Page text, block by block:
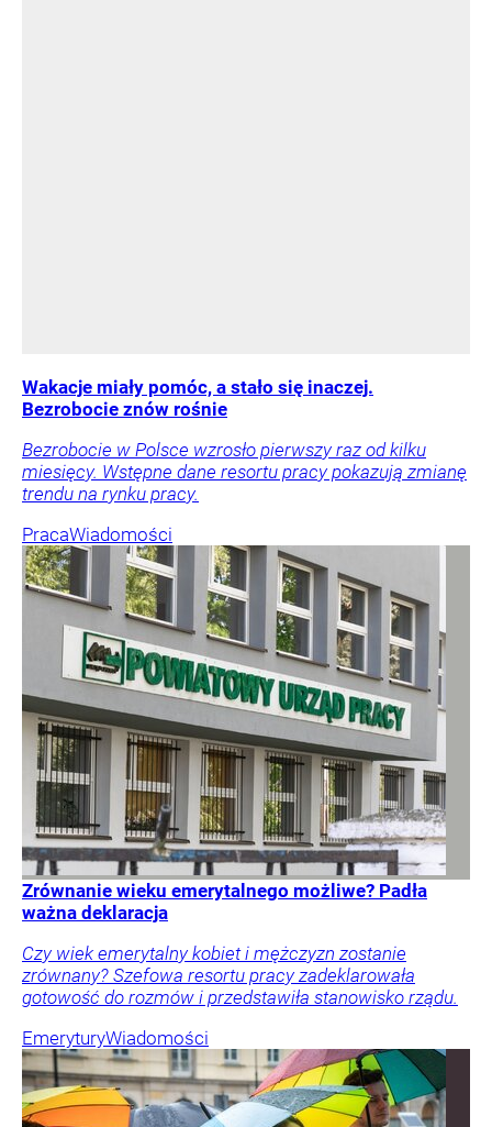
Wakacje miały pomóc, a stało się inaczej.
Bezrobocie znów rośnie
Bezrobocie w Polsce wzrosło pierwszy raz od kilku
miesięcy. Wstępne dane resortu pracy pokazują zmianę
trendu na rynku pracy.
PracaWiadomości
Zrównanie wieku emerytalnego możliwe? Padła
ważna deklaracja
Czy wiek emerytalny kobiet i mężczyzn zostanie
zrównany? Szefowa resortu pracy zadeklarowała
gotowość do rozmów i przedstawiła stanowisko rządu.
EmeryturyWiadomości